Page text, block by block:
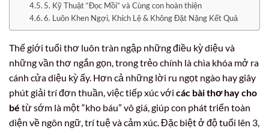
5. Kỹ Thuật “Đọc Mồi” và Cùng con hoàn thiện
6. Luôn Khen Ngợi, Khích Lệ & Không Đặt Nặng Kết Quả
Thế giới tuổi thơ luôn tràn ngập những điều kỳ diệu và
những vần thơ ngắn gọn, trong trẻo chính là chìa khóa mở ra
cánh cửa diệu kỳ ấy. Hơn cả những lời ru ngọt ngào hay giây
phút giải trí đơn thuần, việc tiếp xúc với các bài thơ hay cho
bé từ sớm là một “kho báu” vô giá, giúp con phát triển toàn
diện về ngôn ngữ, trí tuệ và cảm xúc. Đặc biệt ở độ tuổi lên 3,